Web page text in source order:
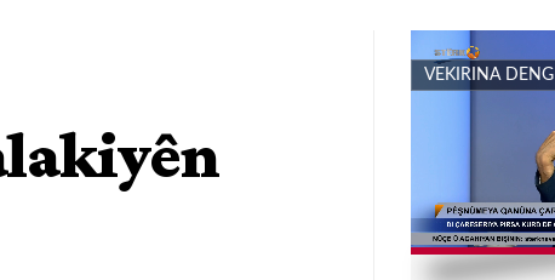
VEKIRINA DENG